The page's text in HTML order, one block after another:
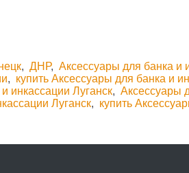
,ДНР,Аксессуары для банка и
, купить Аксессуары для банка и
инкассации Луганск,Аксессуары
Луганск, купить